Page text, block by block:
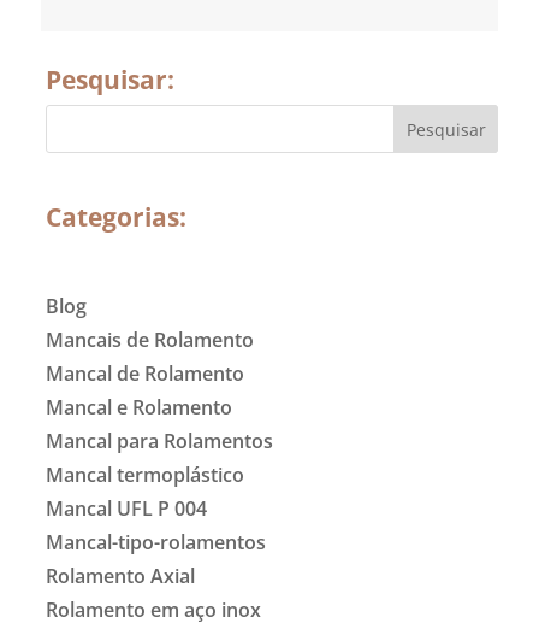
Pesquisar:
Categorias:
Blog
Mancais de Rolamento
Mancal de Rolamento
Mancal e Rolamento
Mancal para Rolamentos
Mancal termoplástico
Mancal UFL P 004
Mancal-tipo-rolamentos
Rolamento Axial
Rolamento em aço inox